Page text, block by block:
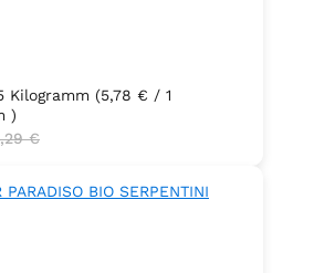
Kilogramm (5,78 € / 1
)
Preis:
€